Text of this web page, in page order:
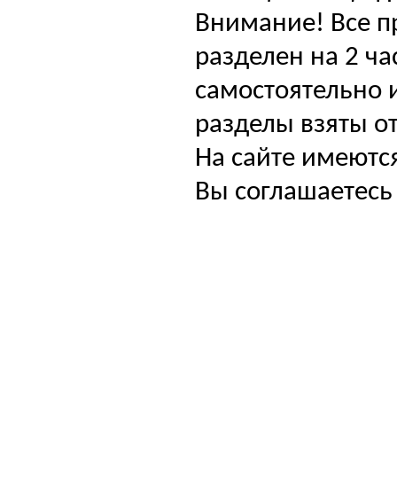
Внимание! Все
разделен на 2
самостоятельно
разделы взяты
На сайте
Вы